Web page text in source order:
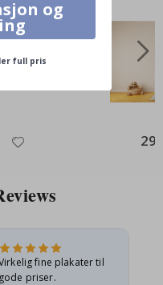
fine plakater til
gode priser.
og
full pris